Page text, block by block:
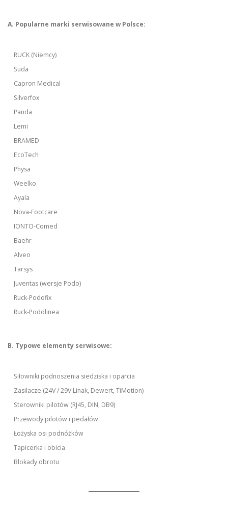
A. Popularne marki serwisowane w Polsce:
RUCK (Niemcy)
Suda
Capron Medical
Silverfox
Panda
Lemi
BRAMED
EcoTech
Physa
Weelko
Ayala
Nova-Footcare
IONTO-Comed
Baehr
Alveo
Tarsys
Juventas (wersje Podo)
Ruck-Podofix
Ruck-Podolinea
B. Typowe elementy serwisowe:
Siłowniki podnoszenia siedziska i oparcia
Zasilacze (24V / 29V Linak, Dewert, TiMotion)
Sterowniki pilotów (RJ45, DIN, DB9)
Przewody pilotów i pedałów
Łożyska osi podnóżków
Tapicerka i obicia
Blokady obrotu